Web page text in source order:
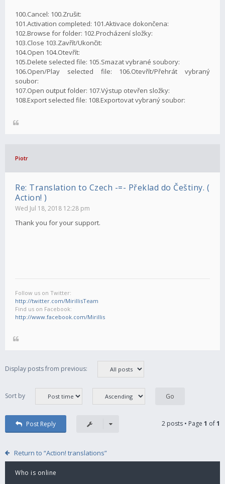
100.Cancel: 100.Zrušit:
101.Activation completed: 101.Aktivace dokončena:
102.Browse for folder: 102.Procházení složky:
103.Close 103.Zavřít/Ukončit:
104.Open 104.Otevřít:
105.Delete selected file: 105.Smazat vybrané soubory:
106.Open/Play selected file: 106.Otevřít/Přehrát vybraný
soubor:
107.Open output folder: 107.Výstup otevřen složky:
108.Export selected file: 108.Exportovat vybraný soubor:
Piotr
Re: Translation to Czech -=- Překlad do Češtiny. (
Action! )
Wed Jul 18, 2018 12:28 pm
Thank you for your support.
Follow us on Twitter:
http://twitter.com/MirillisTeam
Find us on Facebook:
http://www.facebook.com/Mirillis
Display posts from previous:
Sort by
Post Reply 2 posts • Page 1 of1
Return to “Action! translations”
Who is online